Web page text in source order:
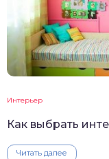
Интерьер
Как выбрать
Читать далее